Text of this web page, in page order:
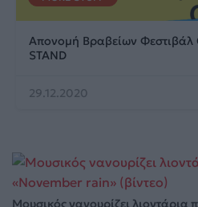
Απονομή Βραβείων Φεστιβάλ
STAND
29.12.2020
Μουσικός νανουρίζει λιοντάρια